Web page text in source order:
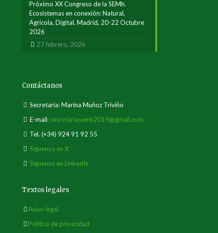
Próximo XX Congreso de la SEMh.
Ecosistemas en conexión: Natural,
Agrícola, Digital. Madrid, 20-22 Octubre
2026
27 febrero, 2026
Contáctanos
Secretaría: Marina Muñoz Triviño
E-mail: secretariasemh2019@gmail.com
Tel. (+34) 924 91 92 55
Síguenos en X
Síguenos en LinkedIn
Textos legales
Aviso legal
Política de privacidad